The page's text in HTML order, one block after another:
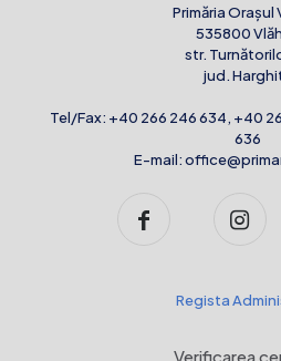
Primăria Orașul
535800
str.
jud.
Tel/Fax: +40 266 246 634, +40
636
E-mail:
Regista
Verificarea